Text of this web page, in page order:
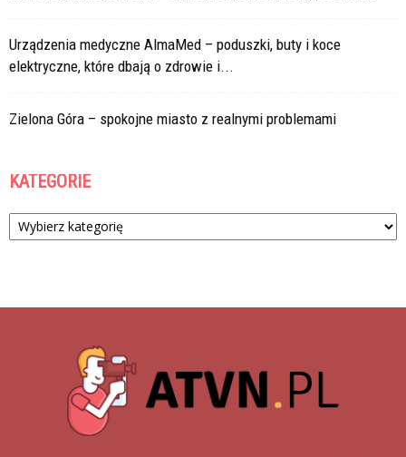
Urządzenia medyczne AlmaMed – poduszki, buty i koce
elektryczne, które dbają o zdrowie i...
Zielona Góra – spokojne miasto z realnymi problemami
KATEGORIE
Kategorie